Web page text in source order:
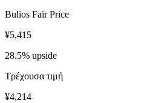
Bulios Fair Price
¥5,415
28.5% upside
Τρέχουσα τιμή
¥4,214